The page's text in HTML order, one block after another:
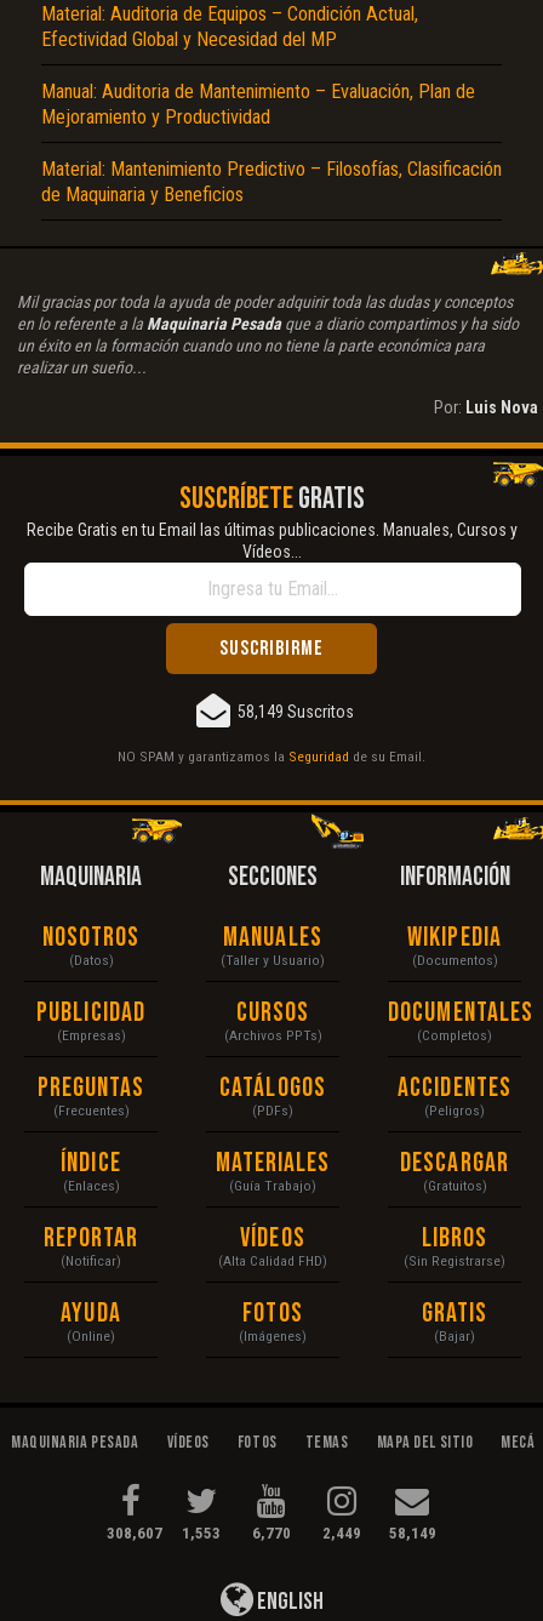
Material: Auditoria de Equipos – Condición Actual,
Efectividad Global y Necesidad del MP
Manual: Auditoria de Mantenimiento – Evaluación, Plan de
Mejoramiento y Productividad
Material: Mantenimiento Predictivo – Filosofías, Clasificación
de Maquinaria y Beneficios
Mil gracias por toda la ayuda de poder adquirir toda las dudas y conceptos
en lo referente a la Maquinaria Pesadaque a diario compartimos y ha sido
un éxito en la formación cuando uno no tiene la parte económica para
realizar un sueño...
Por: Luis Nova
SUSCRÍBETEGRATIS
Recibe Gratis en tu Email las últimas publicaciones. Manuales, Cursos y
Vídeos...
58,149 Suscritos
NO SPAM y garantizamos la Seguridad de su Email.
MAQUINARIA
Nosotros
(Datos)
Publicidad
(Empresas)
Preguntas
(Frecuentes)
Índice
(Enlaces)
Reportar
(Notificar)
Ayuda
(Online)
SECCIONES
Manuales
(Taller y Usuario)
Cursos
(Archivos PPTs)
Catálogos
(PDFs)
Materiales
(Guía Trabajo)
Vídeos
(Alta Calidad FHD)
Fotos
(Imágenes)
INFORMACIÓN
Wikipedia
(Documentos)
Documentales
(Completos)
Accidentes
(Peligros)
Descargar
(Gratuitos)
Libros
(Sin Registrarse)
Gratis
(Bajar)
Maquinaria Pesada Vídeos Fotos Temas Mapa del Sitio
308,607 1,553 6,770 2,449 58,149
English